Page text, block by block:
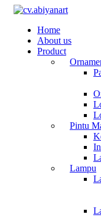
Home
About us
Product
Pintu
Lampu